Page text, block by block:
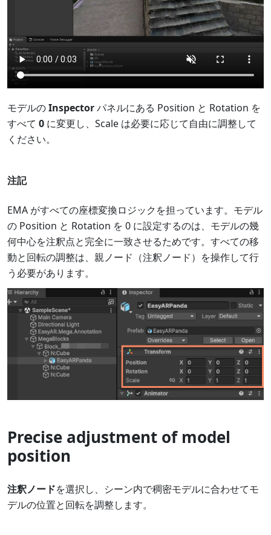
モデルのInspectorパネルにある Position と Rotation を
すべて 0 に変更し、Scale は必要に応じて自由に調整して
ください。
注記
EMA がすべての座標変換ロジックを担っています。モデル
の Position と Rotation を 0 に設定するのは、モデルの幾
何中心を注釈点と完全に一致させるためです。すべての移
動と回転の調整は、親ノード（注釈ノード）を操作して行
う必要があります。
Precise adjustment of model
position
注釈ノードを選択し、シーン内で稠密モデルに合わせてモ
デルの位置と回転を調整します。